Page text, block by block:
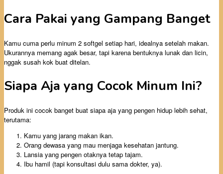
Cara Pakai yang Gampang Banget
Kamu cuma perlu minum 2 softgel setiap hari, idealnya setelah makan.
Ukurannya memang agak besar, tapi karena bentuknya lunak dan licin,
nggak susah kok buat ditelan.
Siapa Aja yang Cocok Minum Ini?
Produk ini cocok banget buat siapa aja yang pengen hidup lebih sehat,
terutama:
Kamu yang jarang makan ikan.
Orang dewasa yang mau menjaga kesehatan jantung.
Lansia yang pengen otaknya tetap tajam.
Ibu hamil (tapi konsultasi dulu sama dokter, ya).